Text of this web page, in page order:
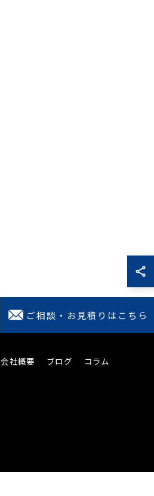
ご相談・お見積り はこちら
会社概要 ブログ
コラム